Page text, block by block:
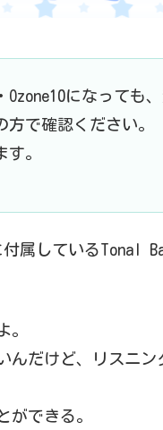
になっても
方で確認ください。
。
付属しているTonal
。
んだけど、リスニ
ができる。